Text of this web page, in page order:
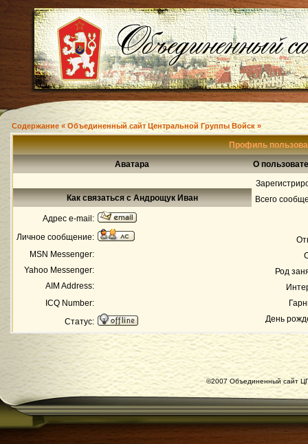
Содержание « Объединенный сайт Центральной Группы Войск »
Профиль
Аватара
О
Всего
Род
День
Как связаться с Андрощук Иван
Адрес e-mail:
Личное сообщение:
MSN Messenger:
Yahoo Messenger:
AIM Address:
ICQ Number:
Статус:
©2007 Объединенный сайт